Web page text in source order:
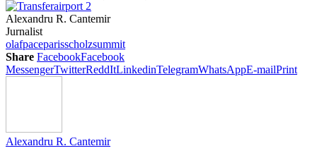
Alexandru R. Cantemir
Jurnalist
olafpaceparisscholzsummit
Share FacebookFacebook
MessengerTwitterReddItLinkedinTelegramWhatsAppE-mailPrint
Alexandru R. Cantemir